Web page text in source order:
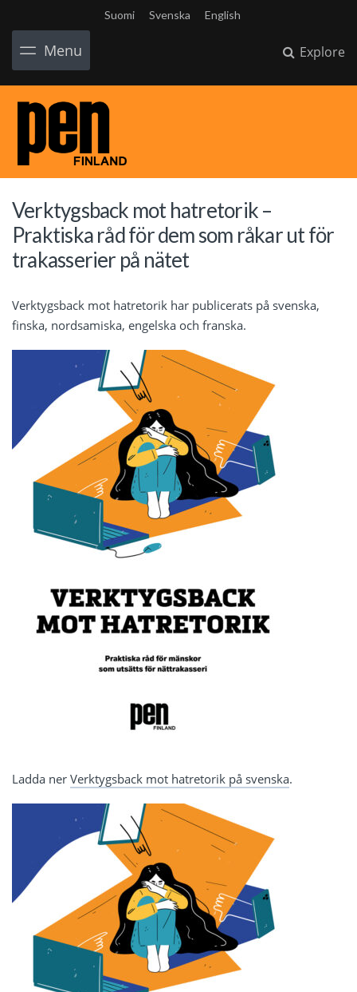
Suomi Svenska English
Menu Explore
Verktygsback mot hatretorik –
Praktiska råd för dem som råkar ut för
trakasserier på nätet
Verktygsback mot hatretorik har publicerats på svenska,
finska, nordsamiska, engelska och franska.
Ladda ner Verktygsback mot hatretorik på svenska.